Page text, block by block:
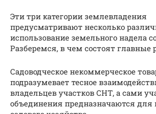
Эти три категории землевладения
предусматривают несколько
использование земельного надела
Разберемся, в чем состоят главные
Садоводческое некоммерческое
подразумевает тесное
владельцев участков СНТ, а сами
объединения предназначаются для